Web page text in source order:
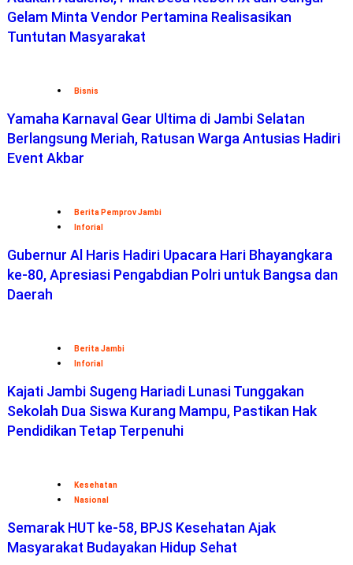
Gelam Minta Vendor Pertamina Realisasikan
Tuntutan Masyarakat
Bisnis
Yamaha Karnaval Gear Ultima di Jambi Selatan
Berlangsung Meriah, Ratusan Warga Antusias Hadiri
Event Akbar
Berita Pemprov Jambi
Inforial
Gubernur Al Haris Hadiri Upacara Hari Bhayangkara
ke-80, Apresiasi Pengabdian Polri untuk Bangsa dan
Daerah
Berita Jambi
Inforial
Kajati Jambi Sugeng Hariadi Lunasi Tunggakan
Sekolah Dua Siswa Kurang Mampu, Pastikan Hak
Pendidikan Tetap Terpenuhi
Kesehatan
Nasional
Semarak HUT ke-58, BPJS Kesehatan Ajak
Masyarakat Budayakan Hidup Sehat